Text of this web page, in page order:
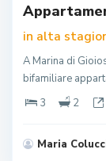
in alta
A Marina di
bifamiliare
3
2
Maria